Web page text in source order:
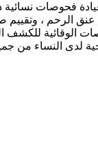
فحوصات نسائية
الرحم ، وتقييم
الوقائية للكشف
لدى النساء من